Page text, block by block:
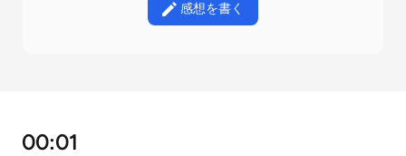
感想を書く
00:01